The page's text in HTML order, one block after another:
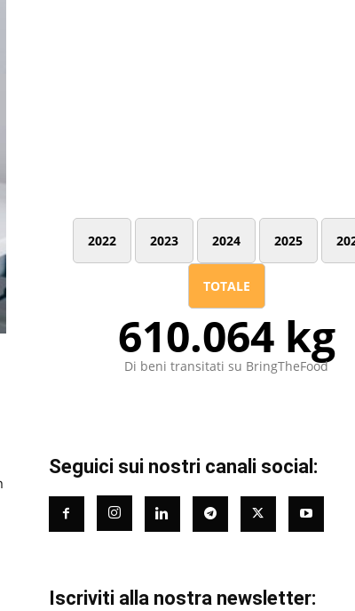
2022 2023 2024 2025
TOTALE
610.064 kg
Di beni transitati su BringTheFood
Seguici sui nostri canali social:
Iscriviti alla nostra newsletter: